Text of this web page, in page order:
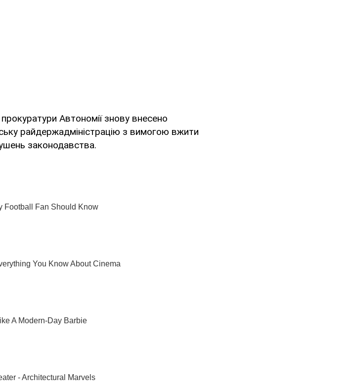
Автономії знову внесено
райдержадміністрацію з вимогою вжити
законодавства.